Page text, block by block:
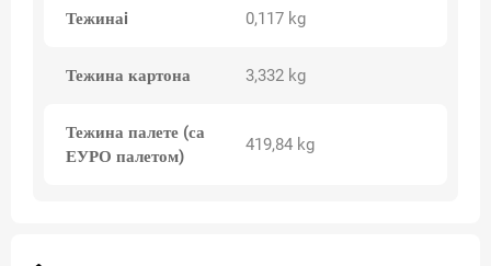
Тежинаi 0,117 kg
Тежина картона 3,332 kg
Тежина палете (са
ЕУРО палетом)
419,84 kg